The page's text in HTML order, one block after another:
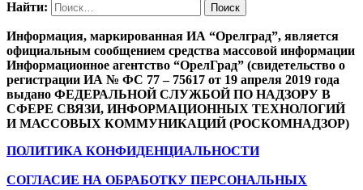
Найти:
Информация, маркированная ИА “Орелград”, является
официальным сообщением средства массовой информации
Информационное агентство “ОрелГрад” (свидетельство о
регистрации ИА № ФС 77 – 75617 от 19 апреля 2019 года
выдано ФЕДЕРАЛЬНОЙ СЛУЖБОЙ ПО НАДЗОРУ В
СФЕРЕ СВЯЗИ, ИНФОРМАЦИОННЫХ ТЕХНОЛОГИЙ
И МАССОВЫХ КОММУНИКАЦИЙ (РОСКОМНАДЗОР)
ПОЛИТИКА КОНФИДЕНЦИАЛЬНОСТИ
СОГЛАСИЕ НА ОБРАБОТКУ ПЕРСОНАЛЬНЫХ